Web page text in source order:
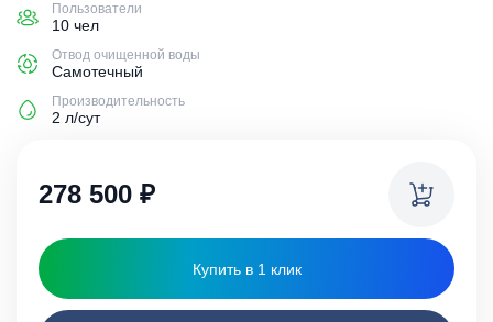
Пользователи
10 чел
Отвод очищенной воды
Самотечный
Производительность
2 л/сут
278 500 ₽
Купить в 1 клик